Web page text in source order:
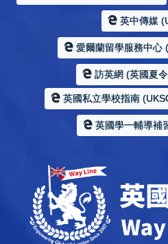
英中傳媒
愛爾蘭留學服務中心
訪英網 (英國夏
英國私立學校指南
英國學一輔導補